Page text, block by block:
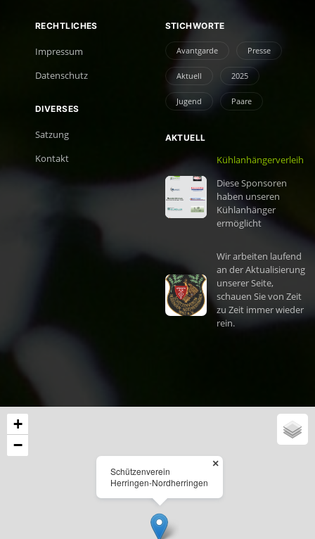
RECHTLICHES
Impressum
Datenschutz
DIVERSES
Satzung
Kontakt
STICHWORTE
Avantgarde Presse
Aktuell 2025
Jugend Paare
AKTUELL
Kühlanhängerverleih
Diese Sponsoren
haben unseren
Kühlanhänger
ermöglicht
Wir arbeiten laufend
an der Aktualisierung
unserer Seite,
schauen Sie von Zeit
zu Zeit immer wieder
rein.
Schützenverein
Herringen-Nordherringen
×
+
−